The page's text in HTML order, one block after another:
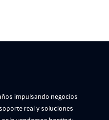
impulsando negocios
real y soluciones